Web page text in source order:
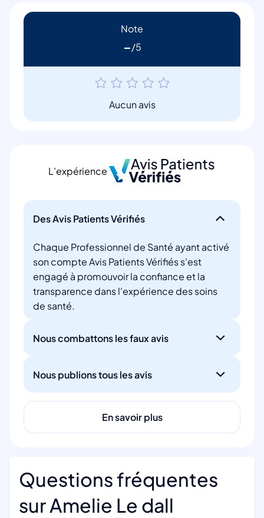
Note
-
Aucun avis
L’expérience
Des Avis Patients Vérifiés
Chaque Professionnel de Santé ayant activé
son compte Avis Patients Vérifiés s'est
engagé à promouvoir la confiance et la
transparence dans l'expérience des soins
de santé.
Nous combattons les faux avis
Nous publions tous les avis
En savoir plus
Questions fréquentes
sur Amelie Le dall